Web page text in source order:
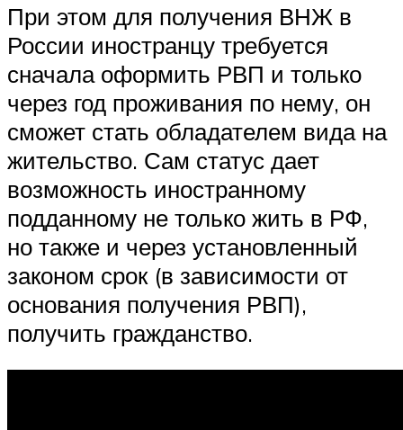
При этом для получения ВНЖ в
России иностранцу требуется
сначала оформить РВП и только
через год проживания по нему, он
сможет стать обладателем вида на
жительство. Сам статус дает
возможность иностранному
подданному не только жить в РФ,
но также и через установленный
законом срок (в зависимости от
основания получения РВП),
получить гражданство.